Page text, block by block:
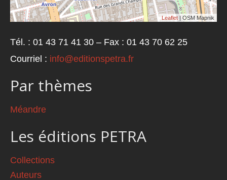
Leaflet | OSM Mapnik
Tél. : 01 43 71 41 30 – Fax : 01 43 70 62 25
Courriel : info@editionspetra.fr
Par thèmes
Méandre
Les éditions PETRA
Collections
Auteurs